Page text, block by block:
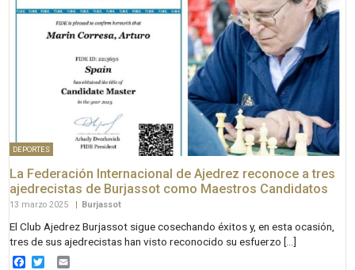
DEPORTES
La Federación Internacional de Ajedrez reconoce a tres
ajedrecistas de Burjassot como Maestros Candidatos
13 marzo 2025 Burjassot
El Club Ajedrez Burjassot sigue cosechando éxitos y, en esta ocasión,
tres de sus ajedrecistas han visto reconocido su esfuerzo […]
Facebook
Twitter